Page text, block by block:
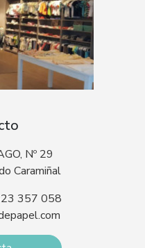
Nº 29
Caramiñal
357 058